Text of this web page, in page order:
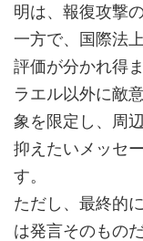
明は、報復攻撃
一方で、国際法
評価が分かれ得
ラエル以外に敵
象を限定し、周
抑えたいメッセ
す。
ただし、最終的
は発言そのもの